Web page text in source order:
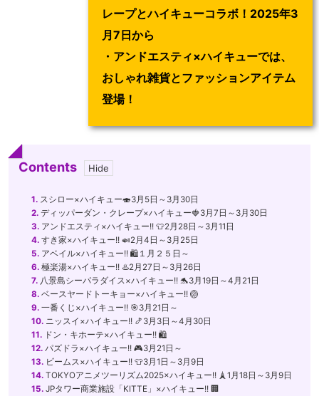
レープとハイキューコラボ！2025年3
月7日から
・アンドエスティ×ハイキューでは、
おしゃれ雑貨とファッションアイテム
登場！
Contents
1. スシロー×ハイキュー🍣3月5日～3月30日
2. ディッパーダン・クレープ×ハイキュー🍓3月7日～3月30日
3. アンドエスティ×ハイキュー!! 👕2月28日～3月11日
4. すき家×ハイキュー!! 🍛2月4日～3月25日
5. アベイル×ハイキュー!! 🛍️１月２５日～
6. 極楽湯×ハイキュー!! ♨️2月27日～3月26日
7. 八景島シーパラダイス×ハイキュー!! 🐬3月19日～4月21日
8. ベースヤードトーキョー×ハイキュー!! 🏐
9. 一番くじ×ハイキュー!! 🎯3月21日～
10. ニッスイ×ハイキュー!! 🍤3月3日～4月30日
11. ドン・キホーテ×ハイキュー!! 🛍️
12. パズドラ×ハイキュー!! 🎮3月21日～
13. ビームス×ハイキュー!! 👕3月1日～3月9日
14. TOKYOアニメツーリズム2025×ハイキュー!! 🗼1月18日～3月9日
15. JPタワー商業施設「KITTE」×ハイキュー!! 🏢